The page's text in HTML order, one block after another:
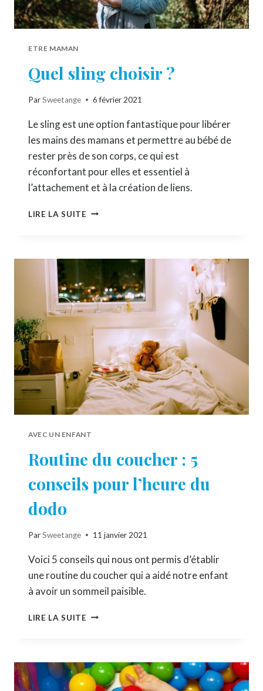
ETRE MAMAN
Quel sling choisir ?
ParSweetange 6 février 2021
Le sling est une option fantastique pour libérer
les mains des mamans et permettre au bébé de
rester près de son corps, ce qui est
réconfortant pour elles et essentiel à
l’attachement et à la création de liens.
LIRE LA SUITE QUEL
AVEC UN ENFANT
Routine du coucher : 5
conseils pour l’heure du
dodo
ParSweetange 11 janvier 2021
Voici 5 conseils qui nous ont permis d’établir
une routine du coucher qui a aidé notre enfant
à avoir un sommeil paisible.
LIRE LA SUITE ROUTINE
5
CONSEILS
POUR